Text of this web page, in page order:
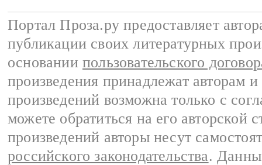
Портал Проза.ру предоставляет
публикации своих литературных
основании пользовательского
произведения принадлежат авторам
произведений возможна только с
можете обратиться на его авторской
произведений авторы несут
российского законодательства.